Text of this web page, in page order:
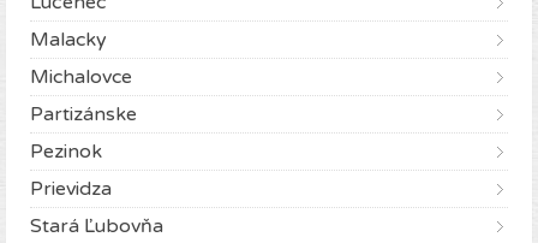
Malacky
Michalovce
Partizánske
Pezinok
Prievidza
Stará Ľubovňa